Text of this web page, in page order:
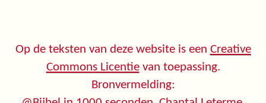
Op de teksten van deze website is een Creative
Commons Licentievan toepassing.
Bronvermelding: